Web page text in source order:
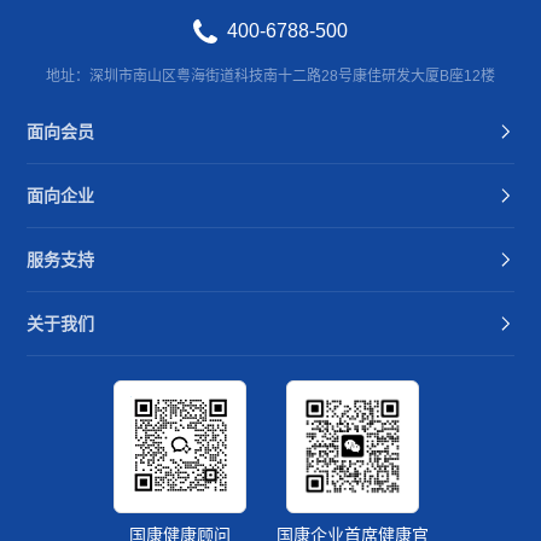
400-6788-500
地址：深圳市南山区粤海街道科技南十二路28号康佳研发大厦B座12楼
面向会员
面向企业
服务支持
关于我们
国康健康顾问 国康企业首席健康官